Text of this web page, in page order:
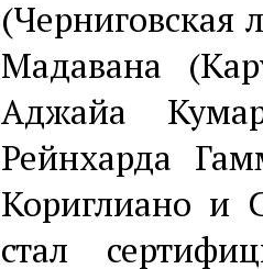
(Черниговская
Мадавана
Аджайа
Рейнхарда
Кориглиано и
стал